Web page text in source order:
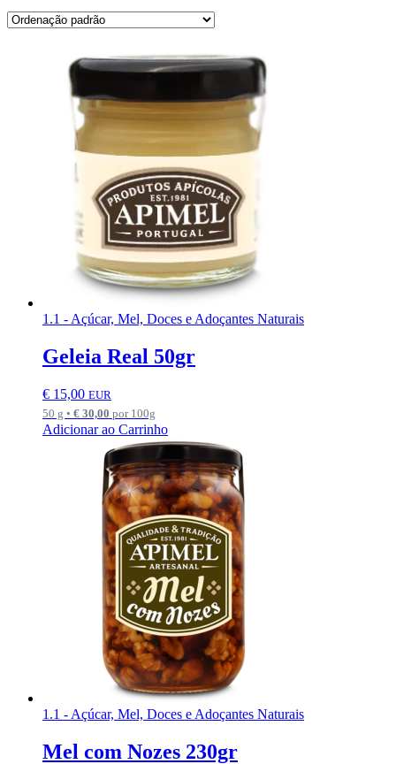
1.1 - Açúcar, Mel, Doces e Adoçantes Naturais
Geleia Real 50gr
€ 15,00 EUR
50 g • € 30,00 por 100g
Adicionar ao Carrinho
1.1 - Açúcar, Mel, Doces e Adoçantes Naturais
Mel com Nozes 230gr